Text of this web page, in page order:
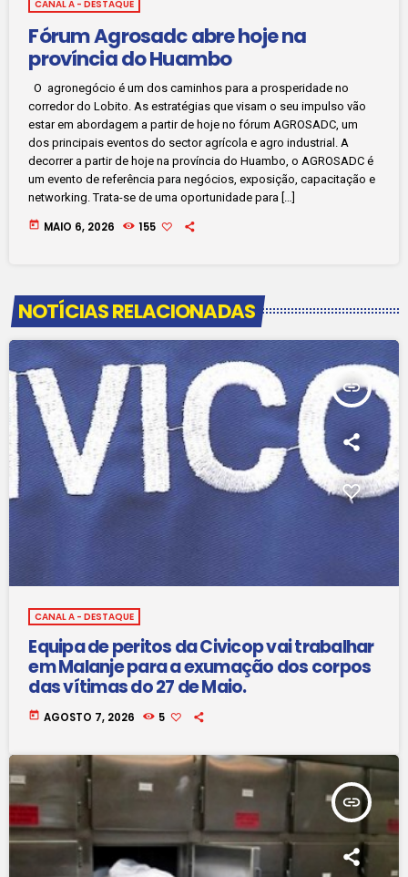
CANAL A - DESTAQUE
Fórum Agrosadc abre hoje na
província do Huambo
O agronegócio é um dos caminhos para a prosperidade no
corredor do Lobito. As estratégias que visam o seu impulso vão
estar em abordagem a partir de hoje no fórum AGROSADC, um
dos principais eventos do sector agrícola e agro industrial. A
decorrer a partir de hoje na província do Huambo, o AGROSADC é
um evento de referência para negócios, exposição, capacitação e
networking. Trata-se de uma oportunidade para […]
today MAIO 6, 2026 155
NOTÍCIAS RELACIONADAS
insert_link
CANAL A - DESTAQUE
Equipa de peritos da Civicop vai trabalhar
em Malanje para a exumação dos corpos
das vítimas do 27 de Maio.
today AGOSTO 7, 2026 5
insert_link